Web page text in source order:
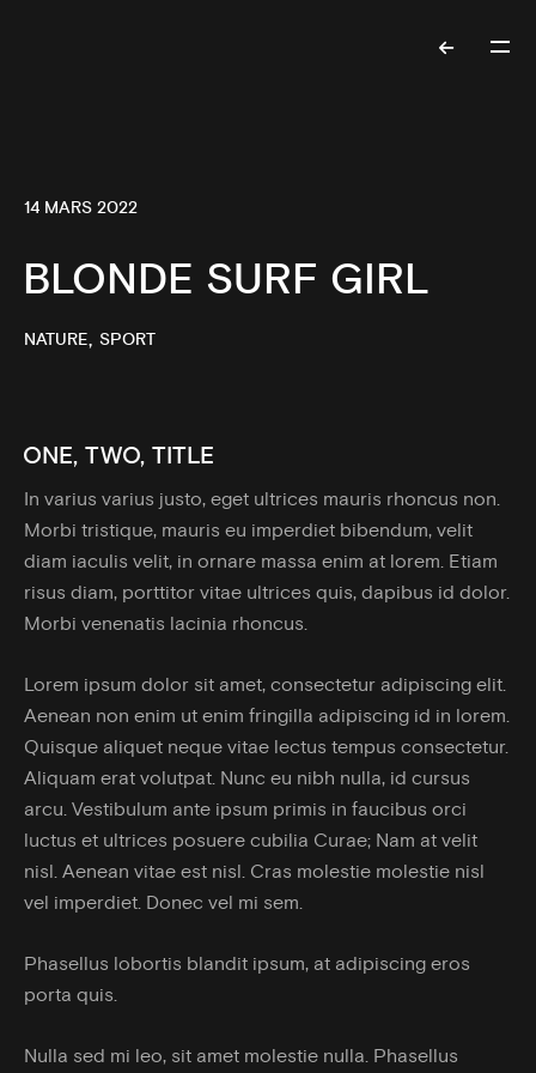
14 MARS 2022
BLONDE SURF GIRL
NATURE SPORT
ONE, TWO, TITLE
In varius varius justo, eget ultrices mauris rhoncus non.
Morbi tristique, mauris eu imperdiet bibendum, velit
diam iaculis velit, in ornare massa enim at lorem. Etiam
risus diam, porttitor vitae ultrices quis, dapibus id dolor.
Morbi venenatis lacinia rhoncus.
Lorem ipsum dolor sit amet, consectetur adipiscing elit.
Aenean non enim ut enim fringilla adipiscing id in lorem.
Quisque aliquet neque vitae lectus tempus consectetur.
Aliquam erat volutpat. Nunc eu nibh nulla, id cursus
arcu. Vestibulum ante ipsum primis in faucibus orci
luctus et ultrices posuere cubilia Curae; Nam at velit
nisl. Aenean vitae est nisl. Cras molestie molestie nisl
vel imperdiet. Donec vel mi sem.
Phasellus lobortis blandit ipsum, at adipiscing eros
porta quis.
Nulla sed mi leo, sit amet molestie nulla. Phasellus